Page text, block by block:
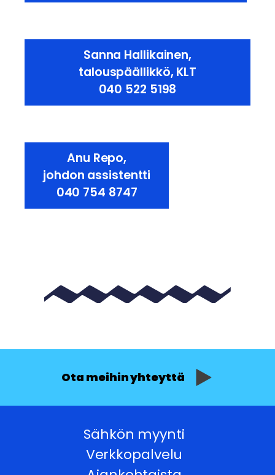
Sanna Hallikainen,
talouspäällikkö, KLT
040 522 5198
Anu Repo,
johdon assistentti
040 754 8747
Ota meihin yhteyttä
Sähkön myynti
Verkkopalvelu